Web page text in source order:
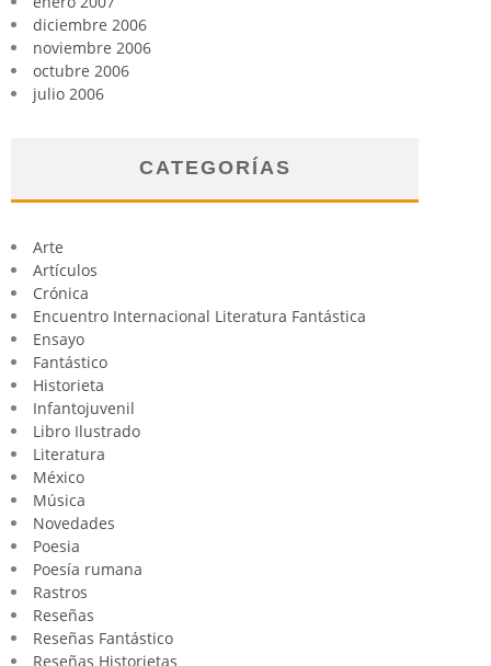
diciembre 2006
noviembre 2006
octubre 2006
julio 2006
CATEGORÍAS
Arte
Artículos
Crónica
Encuentro Internacional Literatura Fantástica
Ensayo
Fantástico
Historieta
Infantojuvenil
Libro Ilustrado
Literatura
México
Música
Novedades
Poesia
Poesía rumana
Rastros
Reseñas
Reseñas Fantástico
Reseñas Historietas